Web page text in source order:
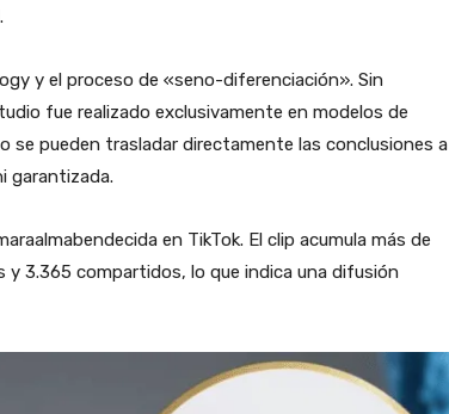
y el proceso de «seno-diferenciación». Sin
fue realizado exclusivamente en modelos de
se pueden trasladar directamente las conclusiones a
garantizada.
en TikTok. El clip acumula más de
y 3.365 compartidos, lo que indica una difusión